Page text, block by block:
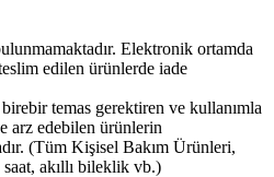
Elektronik ortamda
edilen ürünlerde iade
temas gerektiren ve kullanımla
arz edebilen ürünlerin
(Tüm Kişisel Bakım Ürünleri,
akıllı bileklik vb.)